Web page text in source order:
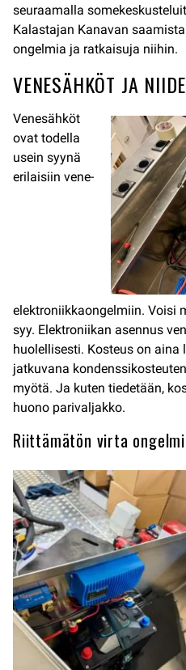
seuraamalla
Kalastajan Kanavan
ongelmia ja ratkaisuja niihin.
VENESÄHKÖT JA
Venesähköt
ovat todella
usein syynä
erilaisiin vene-
elektroniikkaongelmiin. Voisi
syy. Elektroniikan asennus
huolellisesti. Kosteus on
jatkuvana
myötä. Ja kuten tiedetään,
huono parivaljakko.
Riittämätön virta